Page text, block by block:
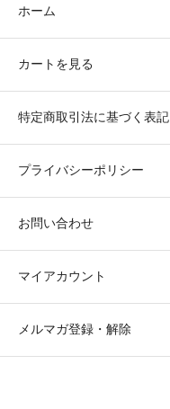
ホーム
カートを見る
特定商取引法に基づく表記
プライバシーポリシー
お問い合わせ
マイアカウント
メルマガ登録・解除